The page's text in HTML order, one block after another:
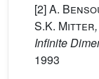
[2]A.
S.K. Mitter
Infinite
1993